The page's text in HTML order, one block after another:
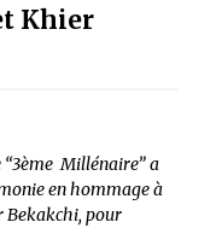
Khier
Millénaire” a
en hommage à
Bekakchi, pour